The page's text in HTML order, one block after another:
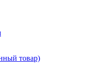
товар)